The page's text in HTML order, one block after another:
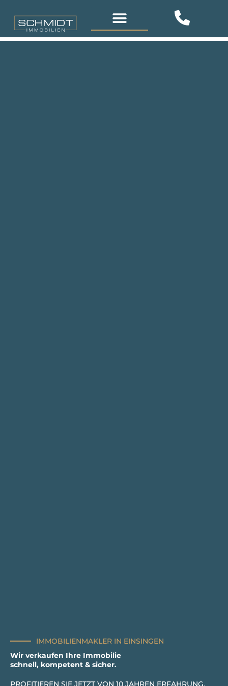
IMMOBILIENMAKLER IN EINSINGEN
Wir verkaufen Ihre Immobilie
schnell, kompetent & sicher.
PROFITIEREN SIE JETZT VON 10 JAHREN ERFAHRUNG.